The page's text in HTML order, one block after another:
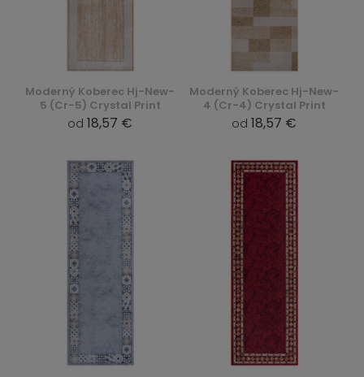
Moderný Koberec Hj-New-
5 (Cr-5) Crystal Print
od 18,57 €
Moderný Koberec Hj-New-
4 (Cr-4) Crystal Print
od 18,57 €